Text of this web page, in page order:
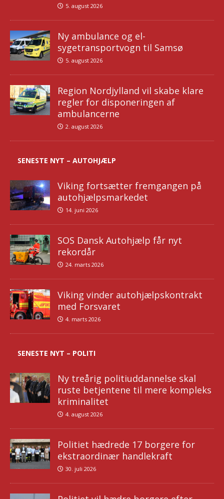
5. august 2026
Ny ambulance og el-
sygetransportvogn til Samsø
5. august 2026
Region Nordjylland vil skabe klare
regler for disponeringen af
ambulancerne
2. august 2026
SENESTE NYT – AUTOHJÆLP
Viking fortsætter fremgangen på
autohjælpsmarkedet
14. juni 2026
SOS Dansk Autohjælp får nyt
rekordår
24. marts 2026
Viking vinder autohjælpskontrakt
med Forsvaret
4. marts 2026
SENESTE NYT – POLITI
Ny treårig politiuddannelse skal
ruste betjentene til mere kompleks
kriminalitet
4. august 2026
Politiet hædrede 17 borgere for
ekstraordinær handlekraft
30. juli 2026